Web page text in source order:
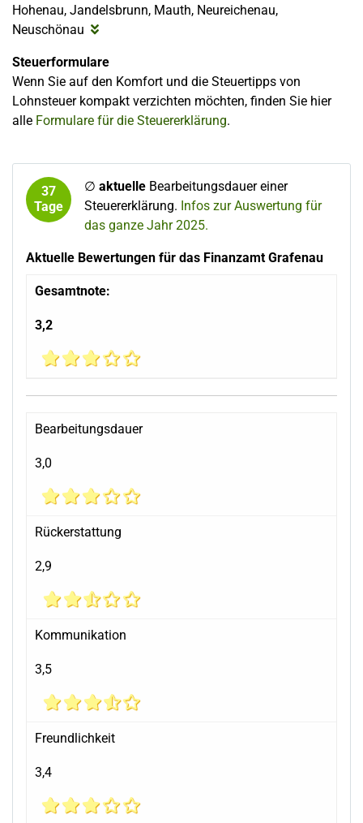
Hohenau, Jandelsbrunn, Mauth, Neureichenau,
Neuschönau
Steuerformulare
Wenn Sie auf den Komfort und die Steuertipps von
Lohnsteuer kompakt verzichten möchten, finden Sie hier
alle Formulare für die Steuererklärung.
37
Tage
∅ aktuelle Bearbeitungsdauer einer
Steuererklärung. Infos zur Auswertung für
das ganze Jahr 2025.
Aktuelle Bewertungen für das Finanzamt Grafenau
Gesamtnote:
3,2
Bearbeitungsdauer
3,0
Rückerstattung
2,9
Kommunikation
3,5
Freundlichkeit
3,4